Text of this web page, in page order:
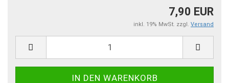
7,90 EUR
inkl. 19% MwSt. zzgl. Versand